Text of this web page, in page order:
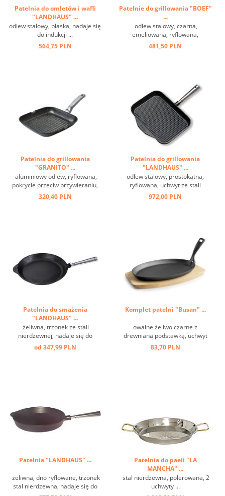
Patelnia do omletów i wafli
"LANDHAUS" ...
odlew stalowy, płaska, nadaje się
do indukcji ...
564,75 PLN
Patelnie do grillowania "BOEF"
...
odlew stalowy, czarna,
emeliowana, ryflowana,
prostokątna, rączka i
przeciwuchwyt ...
481,50 PLN
Patelnia do grillowania
"GRANITO" ...
aluminiowy odlew, ryflowana,
pokrycie przeciw przywieraniu,
do kuchenek wszelkiego rodzaju
320,40 PLN
Patelnia do grillowania
"LANDHAUS" ...
odlew stalowy, prostokątna,
ryflowana, uchwyt ze stali
nierdzewnej, 18 cm, nadaje się
do indukcji ...
972,00 PLN
Patelnia do smażenia
"LANDHAUS" ...
żeliwna, trzonek ze stali
nierdzewnej, nadaje się do
indukcji ...
od 347,99 PLN
Komplet patelni "Busan" ...
owalne żeliwo czarne z
drewnianą podstawką, uchwyt
zdejmowany ...
83,70 PLN
Patelnia "LANDHAUS" ...
żeliwna, dno ryflowane, trzonek
stal nierdzewna, nadaje się do
Patelnia do paeli "LA
MANCHA" ...
stal nierdzewna, polerowana, 2
uchwyty ...